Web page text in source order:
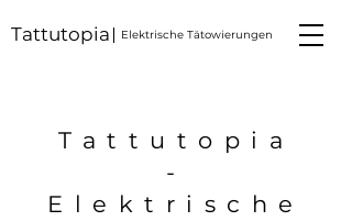
Tattutopia Elektrische Tätowierungen
Tattutopia
-
Elektrische